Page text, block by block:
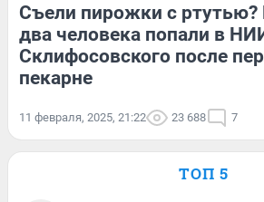
Съели пирожки с
два человека попали в
Склифосовского после
пекарне
11 февраля, 2025, 21:22 23 688 7
ТОП 5